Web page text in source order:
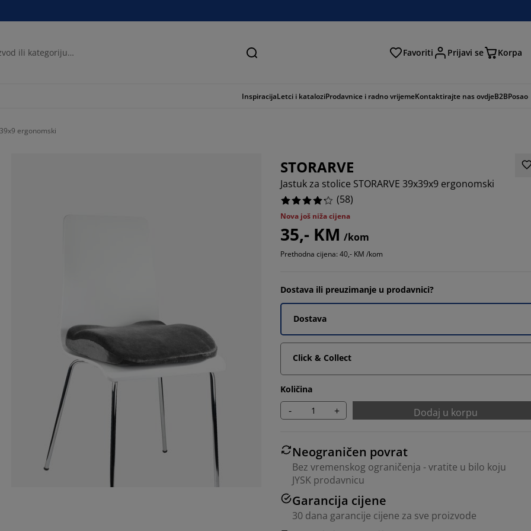
Traži Favoriti Prijavi se Korpa
InspiracijaLetci i kataloziProdavnice i radno vrijemeKontaktirajte nas ovdjeB2BPosao
ergonomski
STORARVE
Jastuk za stolice STORARVE 39x39x9 ergonomski
(58)
Nova još niža cijena
35,- KM /kom
Prethodna cijena: 40,- KM /kom
Dostava ili preuzimanje u prodavnici?
Dostava
Click & Collect
Količina
- + Dodaj u korpu
Neograničen povrat
Bez vremenskog ograničenja - vratite u bilo koju
JYSK prodavnicu
Garancija cijene
30 dana garancije cijene za sve proizvode
67.24137931034483%
12.068965517241379%
5.172413793103448%